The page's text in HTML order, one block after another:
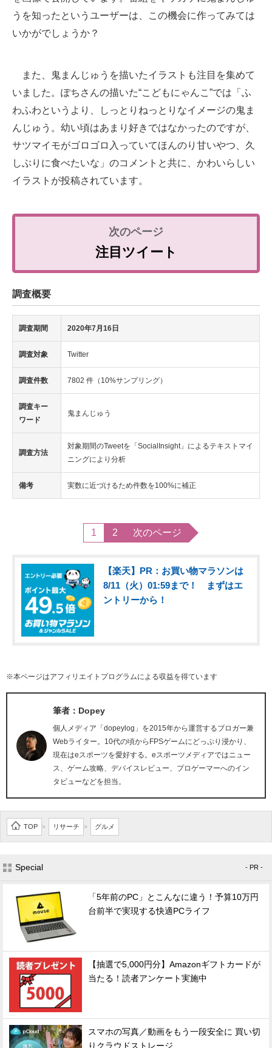
うを知ったというユーザーは、この機会に作ってみては
いかがでしょうか？
また、鬼まんじゅうを描いたイラストも注目を集めて
いました。ぽちさんの描いた“こどもにゃんこ”では「ふ
わふわというより、しっとりねっとりなイメージの鬼ま
んじゅう。幼い頃はあまり好きではなかったのですが、
サツマイモがゴロゴロ入っていてほんのり甘いやつ、久
しぶりに食べたいな」のコメントと共に、かわいらしい
イラストが投稿されています。
注目ツイート
調査概要
調査期間 2020年7月16日
調査対象 Twitter
調査件数 7802 件（10%サンプリング）
調査キー
ワード
鬼まんじゅう
調査方法
対象期間のTweetを「SocialInsight」によるテキストマイ
ニングにより分析
備考 実数に近づけるため件数を100%に補正
1 2 次のページ
【楽天】PR：お買い物マラソンは
8/11（火）01:59まで！ まずはエ
ントリーから！
※本ページはアフィリエイトプログラムによる収益を得ています
筆者：Dopey
個人メディア「dopeylog」を2015年から運営するブロガー兼
Webライター。10代の頃からFPSゲームにどっぷり浸かり、
現在はeスポーツを愛好する。eスポーツメディアではニュー
ス、ゲーム攻略、デバイスレビュー、プロゲーマーへのイン
タビューなどを担当。
TOP > リサーチ > グルメ
Special - PR -
「5年前のPC」とこんなに違う！予算10万円
台前半で実現する快適PCライフ
【抽選で5,000円分】Amazonギフトカードが
当たる！読者アンケート実施中
スマホの写真／動画をもう一段安全に 買い切
りクラウドストレージ